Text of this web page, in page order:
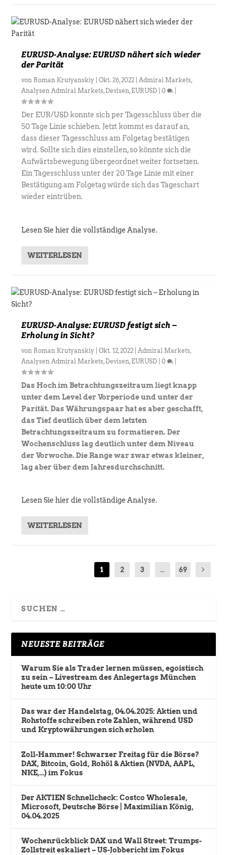
EURUSD-Analyse: EURUSD nähert sich wieder
der Parität
von Roman Krutyanskiy |Okt. 26, 2022 |Admiral Markets,
Analysen Admiral Markets, Devisen, EURUSD |0
Der EUR/USD konnte sich per Tagesschluss über die
50 Tage Linie schieben. Jetzt kommt es darauf an,
dass dieser Tagesschluss am Folgetag bestätigen
wird. Sollte sich dies einstellen, so könnte sich die
Aufwärtsbewegung übergeordnet weiter fortsetzen.
Ein Tagesschluss unter der 20 Tage Linie mit einer
Bestätigung am Folgetag würde sich das Tageschart
wieder eintrüben.
Lesen Sie hier die vollständige Analyse.
WEITERLESEN
EURUSD-Analyse: EURUSD festigt sich –
Erholung in Sicht?
von Roman Krutyanskiy |Okt. 12, 2022 Admiral Markets,
Analysen Admiral Markets, Devisen, EURUSD |0
Das Hoch im Betrachtungszeitraum liegt knapp
unter dem Level der Vorperiode und unter der
Parität. Das Währungspaar hat es aber geschafft,
das Tief deutlich über dem letzten
Betrachtungszeitraum zu formatieren. Der
Wochenschluss lag deutlich unter dem Niveau
der Vorwoche. Die Range war zwar etwas kleiner,
lag aber über dem Jahresdurchschnitt.
Lesen Sie hier die vollständige Analyse.
WEITERLESEN
1 2 3 ... 69
NEUESTE BEITRÄGE
Warum Sie als Trader lernen müssen, egoistisch
zu sein – Livestream des Anlegertags München
heute um 10:00 Uhr
Das war der Handelstag, 04.04.2025: Aktien und
Rohstoffe schreiben rote Zahlen, während USD
und Kryptowährungen sich erholen
Zoll-Hammer! Schwarzer Freitag für die Börse?
DAX, Bitcoin, Gold, Rohöl & Aktien (NVDA, AAPL,
NKE,…) im Fokus
Der AKTIEN Schnellcheck: Costco Wholesale,
Microsoft, Deutsche Börse | Maximilian König,
04.04.2025
Wochenrückblick DAX und Wall Street: Trumps-
Zollstreit eskaliert – US-Jobbericht im Fokus